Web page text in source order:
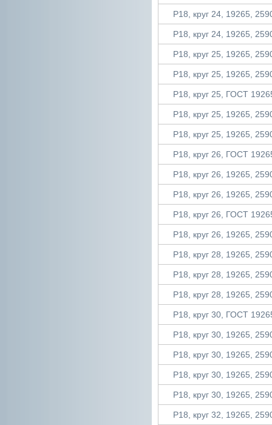
Р18, круг 24, 19265,
Р18, круг 24, 19265,
Р18, круг 25, 19265,
Р18, круг 25, 19265,
Р18, круг 25, ГОСТ
Р18, круг 25, 19265,
Р18, круг 25, 19265,
Р18, круг 26, ГОСТ
Р18, круг 26, 19265,
Р18, круг 26, 19265,
Р18, круг 26, ГОСТ
Р18, круг 26, 19265,
Р18, круг 28, 19265,
Р18, круг 28, 19265,
Р18, круг 28, 19265,
Р18, круг 30, ГОСТ
Р18, круг 30, 19265,
Р18, круг 30, 19265,
Р18, круг 30, 19265,
Р18, круг 30, 19265,
Р18, круг 32, 19265,